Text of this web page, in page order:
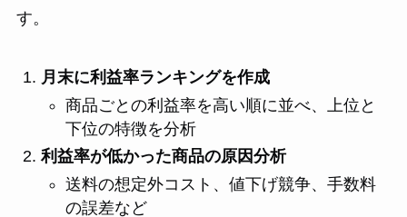
す。
月末に利益率ランキングを作成
商品ごとの利益率を高い順に並べ、上位と
下位の特徴を分析
利益率が低かった商品の原因分析
送料の想定外コスト、値下げ競争、手数料
の誤差など